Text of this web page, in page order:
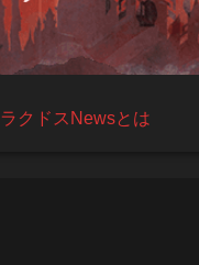
ラクドスNewsとは